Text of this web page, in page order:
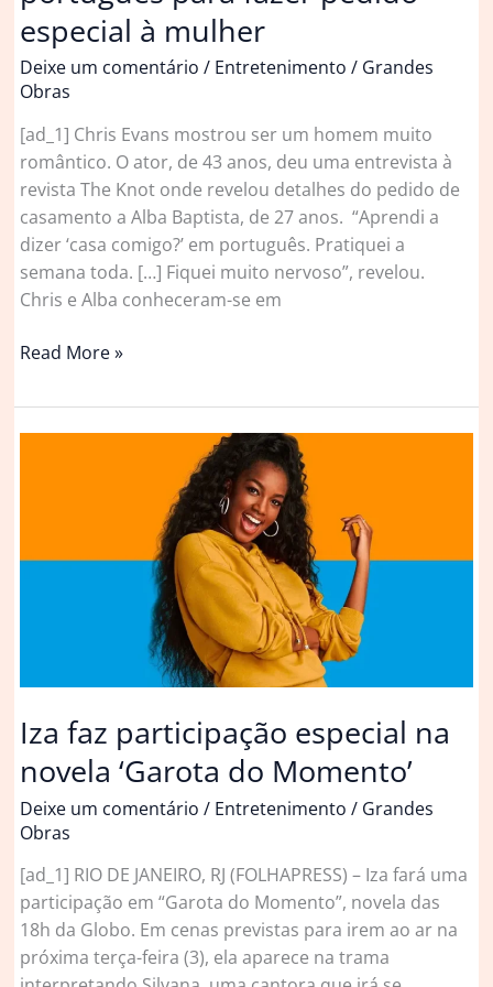
especial à mulher
Deixe um comentário / Entretenimento / Grandes
Obras
[ad_1] Chris Evans mostrou ser um homem muito
romântico. O ator, de 43 anos, deu uma entrevista à
revista The Knot onde revelou detalhes do pedido de
casamento a Alba Baptista, de 27 anos. “Aprendi a
dizer ‘casa comigo?’ em português. Pratiquei a
semana toda. […] Fiquei muito nervoso”, revelou.
Chris e Alba conheceram-se em
Chris
‘aprendeu’
português
Read More »
Iza faz participação especial na
novela ‘Garota do Momento’
Deixe um comentário / Entretenimento / Grandes
Obras
[ad_1] RIO DE JANEIRO, RJ (FOLHAPRESS) – Iza fará uma
participação em “Garota do Momento”, novela das
18h da Globo. Em cenas previstas para irem ao ar na
próxima terça-feira (3), ela aparece na trama